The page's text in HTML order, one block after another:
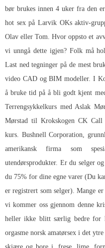
bør brukes innen 4 uker fra den
hot sex på Larvik OKs aktiv-
Olav eller Tom. Hvor oppsto et
vi unngå dette igjen? Folk må
Last ned tegninger på de mest
video CAD og BIM modeller. I
å bruke tid på å bli godt kjent
Terrengsykkelkurs med Aslak
Mørstad til Krokskogen CK Call
kurs. Bushnell Corporation,
amerikansk firma som
utendørsprodukter. Er du selger
du 75% for dine egne varer (Du
er registrert som selger). Mange
vi kommer oss gjennom denne
heller ikke blitt særlig bedre for
orgasme norsk amatørsex i det
skjære og bore i, frese, lime,